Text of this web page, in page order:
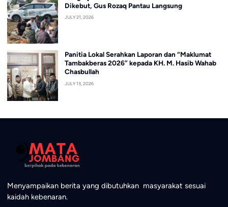
Dikebut, Gus Rozaq Pantau Langsung
JULY 21, 2026
Panitia Lokal Serahkan Laporan dan “Maklumat
Tambakberas 2026” kepada KH. M. Hasib Wahab
Chasbullah
JULY 13, 2026
Menyampaikan berita yang dibutuhkan masyarakat sesuai
kaidah kebenaran.